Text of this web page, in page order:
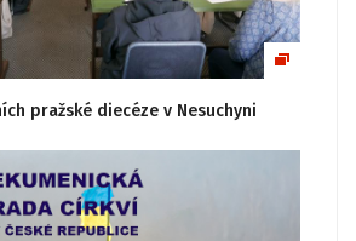
pražské diecéze v Nesuchyni